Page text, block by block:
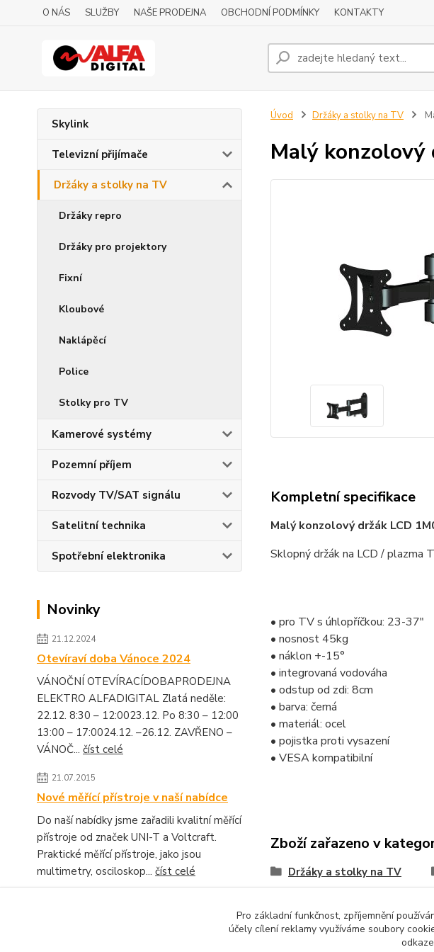
O NÁS SLUŽBY NAŠE PRODEJNA OBCHODNÍ PODMÍNKY KONTAKTY
Skylink
Televizní přijímače
Držáky a stolky na TV
Držáky repro
Držáky pro projektory
Fixní
Kloubové
Naklápěcí
Police
Stolky pro TV
Kamerové systémy
Pozemní příjem
Rozvody TV/SAT signálu
Satelitní technika
Spotřební elektronika
Novinky
21.12.2024
Otevíraví doba Vánoce 2024
VÁNOČNÍ OTEVÍRACÍDOBAPRODEJNA
ELEKTRO ALFADIGITAL Zlatá neděle:
22.12. 8:30 – 12:0023.12. Po 8:30 – 12:00
13:00 – 17:0024.12. –26.12. ZAVŘENO –
VÁNOČ... číst celé
21.07.2015
Nové měřící přístroje v naší nabídce
Do naší nabídky jsme zařadili kvalitní měřící
přístroje od značek UNI-T a Voltcraft.
Praktické měřící přístroje, jako jsou
multimetry, osciloskop... číst celé
Úvod Držáky a stolky na TV
Malý konzolový
Kompletní specifikace
Malý konzolový držák LCD
Sklopný držák na LCD /
• pro TV s úhlopříčkou: 23-37"
• nosnost 45kg
• náklon +-15°
• integrovaná vodováha
• odstup od zdi: 8cm
• barva: černá
• materiál: ocel
• pojistka proti vysazení
• VESA kompatibilní
Zboží zařazeno v
Držáky a stolky na TV
Pro základní funkčnost, zpříjemnění
účely cílení reklamy využíváme soubory